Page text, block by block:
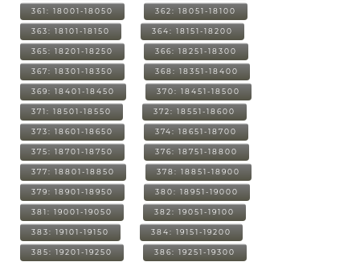
361: 18001-18050 362: 18051-18100
363: 18101-18150 364: 18151-18200
365: 18201-18250 366: 18251-18300
367: 18301-18350 368: 18351-18400
369: 18401-18450 370: 18451-18500
371: 18501-18550 372: 18551-18600
373: 18601-18650 374: 18651-18700
375: 18701-18750 376: 18751-18800
377: 18801-18850 378: 18851-18900
379: 18901-18950 380: 18951-19000
381: 19001-19050 382: 19051-19100
383: 19101-19150 384: 19151-19200
385: 19201-19250 386: 19251-19300